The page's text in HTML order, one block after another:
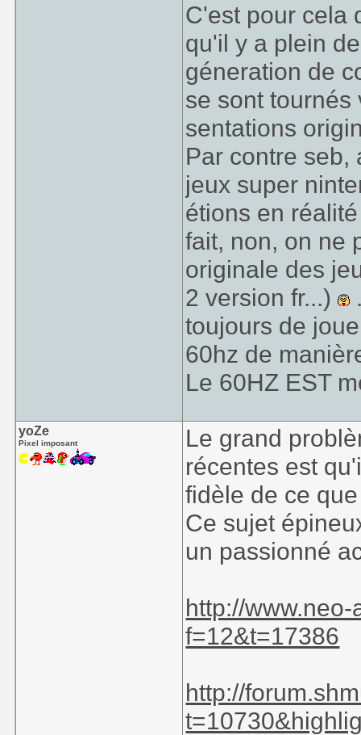
C'est pour cela
qu'il y a plein
géneration de
se sont tournés
sentations
Par contre seb,
jeux super
étions en
fait, non, on ne
originale des
2 version fr...)
toujours de
60hz de
Le 60HZ EST
yoZe
Pixel imposant
Le grand
récentes est
fidèle de ce
Ce sujet
un passionné
http://
f=12&t=17386
http://